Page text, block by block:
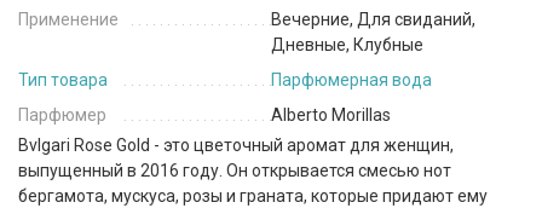
Применение
Вечерние, Для свиданий,
Дневные, Клубные
Тип товара
Парфюмерная вода
Парфюмер
Alberto Morillas
Bvlgari Rose Gold - это цветочный аромат для женщин,
выпущенный в 2016 году. Он открывается смесью нот
бергамота, мускуса, розы и граната, которые придают ему